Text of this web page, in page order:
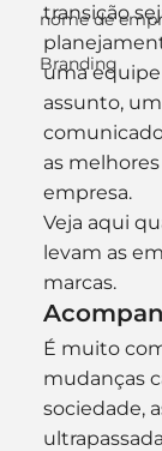
nome de
Branding
transição
uma equipe
assunto,
as
empresa.
Veja aqui
levam as
marcas.
É muito
mudanças
sociedade,